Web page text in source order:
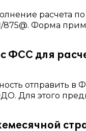
расчета
875@. Форма
ФСС для
отправить в
Для этого